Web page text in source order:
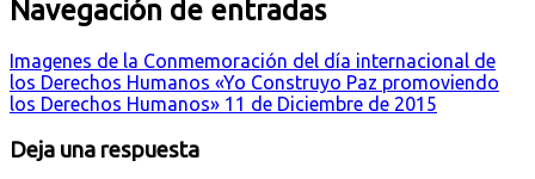
Navegación de entradas
Imagenes de la Conmemoración del día internacional de
los Derechos Humanos «Yo Construyo Paz promoviendo
los Derechos Humanos» 11 de Diciembre de 2015
Deja una respuesta